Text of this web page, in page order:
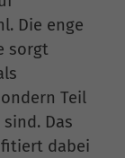
Die enge
sorgt
Teil
Das
dabei